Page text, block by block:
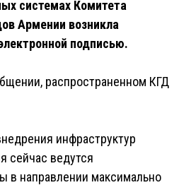
системах Комитета
Армении возникла
подписью.
распространенном КГД
инфраструктур
сейчас ведутся
в направлении максимально